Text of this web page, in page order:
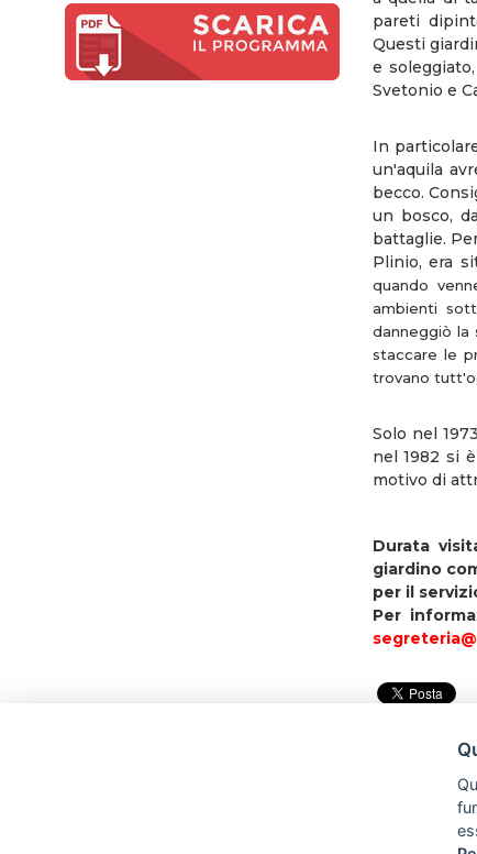
pareti
Questi
e
Svetonio e
In
un'aquila
becco.
un bosco,
battaglie.
Plinio, era
quando
ambienti
danneggiò la
staccare le
trovano
Solo nel
nel 1982 si
motivo di
Durata
giardino
per il
Per